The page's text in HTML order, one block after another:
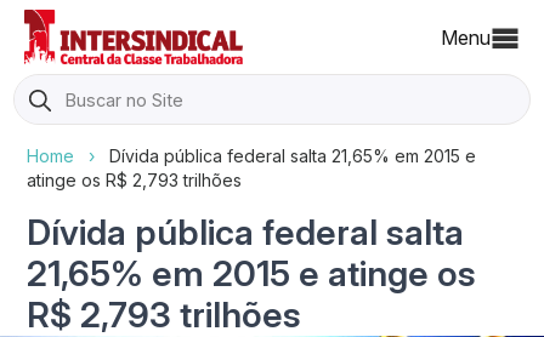
Menu
Search
for:
Home ›
Dívida pública federal salta 21,65% em 2015 e
atinge os R$ 2,793 trilhões
Dívida pública federal salta
21,65% em 2015 e atinge os
R$ 2,793 trilhões